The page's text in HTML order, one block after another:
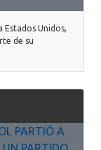
Unidos,
de su